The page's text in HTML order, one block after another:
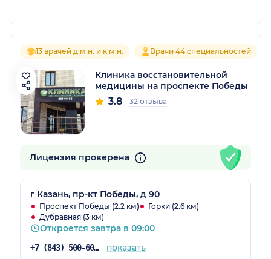
13 врачей д.м.н. и к.м.н. Врачи 44 специальностей
Клиника восстановительной
медицины на проспекте Победы
3.8 32 отзыва
Лицензия проверена
г Казань, пр-кт Победы, д 90
Проспект Победы (2.2 км)
Горки (2.6 км)
Дубравная (3 км)
Откроется завтра в 09:00
+7 (843) 500-60-42 показать